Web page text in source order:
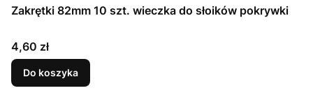
Zakrętki 82mm 10 szt. wieczka do słoików pokrywki
Cena
4,60 zł
Do koszyka